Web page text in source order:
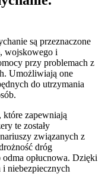
są przeznaczone
wojskowego i
przy problemach z
Umożliwiają one
do utrzymania
które zapewniają
te zostały
związanych z
dróg
opłucnowa. Dzięki
niebezpiecznych